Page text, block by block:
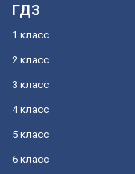
ГДЗ
1 класс
2 класс
3 класс
4 класс
5 класс
6 класс